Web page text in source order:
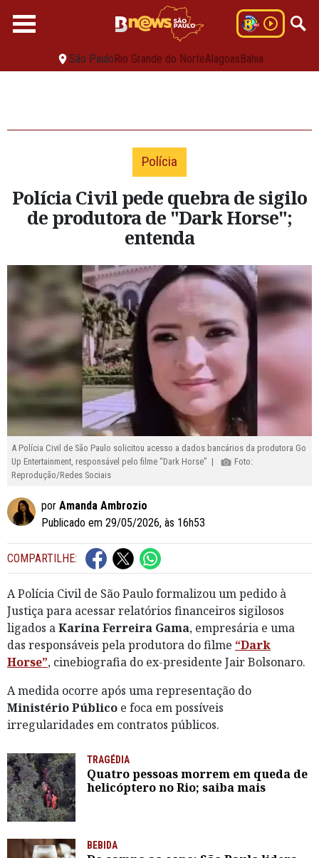
São PauloRio Grande do NorteAlagoasBahia
Polícia
Polícia Civil pede quebra de sigilo
de produtora de "Dark Horse";
entenda
A Polícia Civil de São Paulo solicitou acesso a dados bancários da produtora Go
Up Entertainment, responsável pelo filme “Dark Horse” |
Foto:
Reprodução/Redes Sociais
por Amanda Ambrozio
Publicado em 29/05/2026, às 16h53
COMPARTILHE:
A Polícia Civil de São Paulo formalizou um pedido à
Justiça para acessar relatórios financeiros sigilosos
ligados aKarina Ferreira Gama, empresária e uma
das responsáveis pela produtora do filme “Dark
Horse”, cinebiografia do ex-presidente Jair Bolsonaro.
A medida ocorre após uma representação do
Ministério Público e foca em possíveis
irregularidades em contratos públicos.
TRAGÉDIA
Quatro pessoas morrem em queda de
helicóptero no Rio; saiba mais
BEBIDA